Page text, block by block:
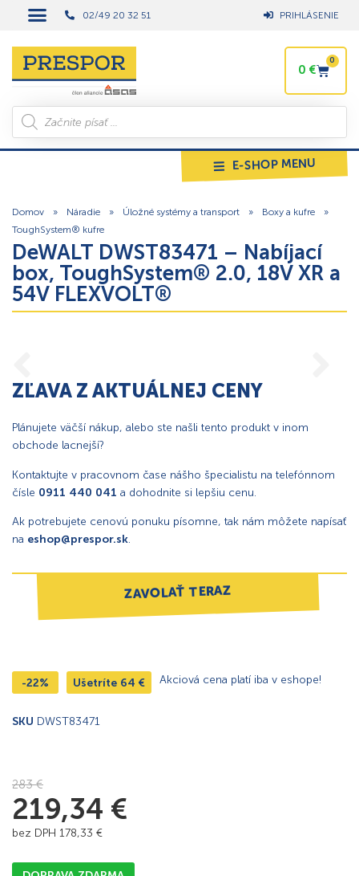
02/49 20 32 51 PRIHLÁSENIE
0 €
0
E-SHOP MENU
Domov » Náradie » Úložné systémy a transport » Boxy a kufre
»
ToughSystem® kufre
DeWALT DWST83471 – Nabíjací
box, ToughSystem® 2.0, 18V XR a
54V FLEXVOLT®
ZĽAVA Z AKTUÁLNEJ CENY
Plánujete väčší nákup, alebo ste našli tento produkt v inom
obchode lacnejší?
Kontaktujte v pracovnom čase nášho špecialistu na telefónnom
čísle 0911 440 041 a dohodnite si lepšiu cenu.
Ak potrebujete cenovú ponuku písomne, tak nám môžete napísať
na eshop@prespor.sk.
ZAVOLAŤ TERAZ
-22% Ušetríte 64 € Akciová cena platí iba v eshope!
SKU DWST83471
283€
219,34 €
bez DPH 178,33 €